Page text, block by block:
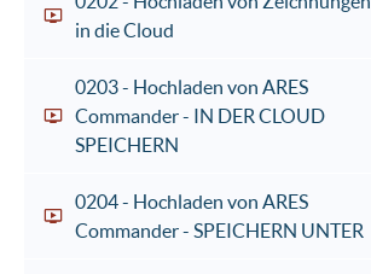
in die Cloud
0203 - Hochladen von ARES
Commander - IN DER CLOUD
SPEICHERN
0204 - Hochladen von ARES
Commander - SPEICHERN UNTER